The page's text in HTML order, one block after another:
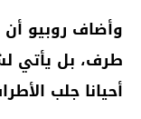
وأضاف روبيو أن
طرف، بل يأتي
أحيانا جلب